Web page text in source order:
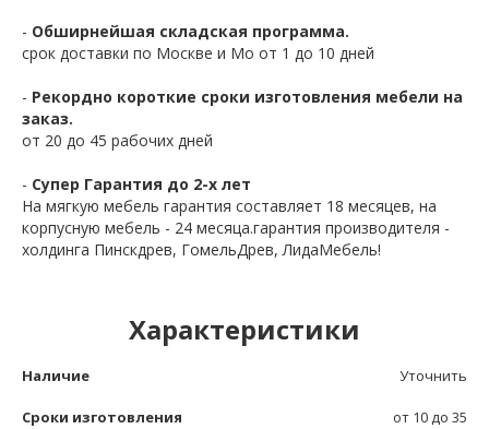
- Обширнейшая складская программа.
срок доставки по Москве и Мо от 1 до 10 дней
- Рекордно короткие сроки изготовления мебели на
заказ.
от 20 до 45 рабочих дней
- Супер Гарантия до 2-х лет
На мягкую мебель гарантия составляет 18 месяцев, на
корпусную мебель - 24 месяца.гарантия производителя -
холдинга Пинскдрев, ГомельДрев, ЛидаМебель!
Характеристики
Наличие Уточнить
Сроки изготовления от 10 до 35